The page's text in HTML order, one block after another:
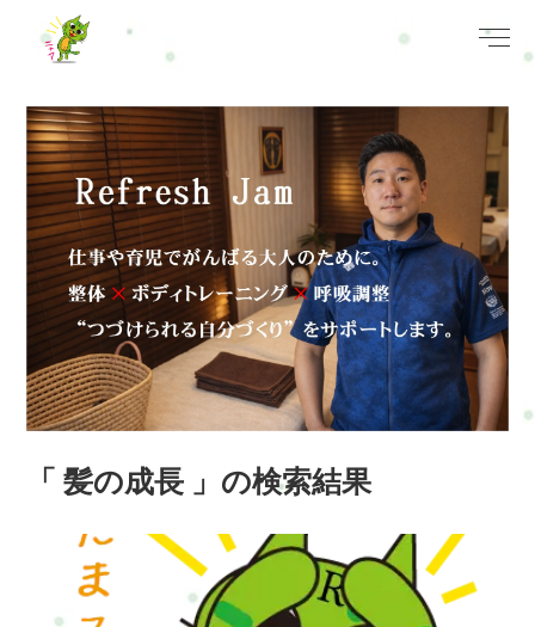
「 髪の成長 」の検索結果